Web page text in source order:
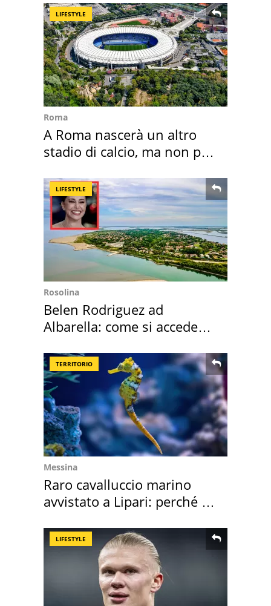
LIFESTYLE
Roma
A Roma nascerà un altro
stadio di calcio, ma non per
LIFESTYLE
Rosolina
Belen Rodriguez ad
Albarella: come si accede
TERRITORIO
Messina
Raro cavalluccio marino
avvistato a Lipari: perché è
LIFESTYLE